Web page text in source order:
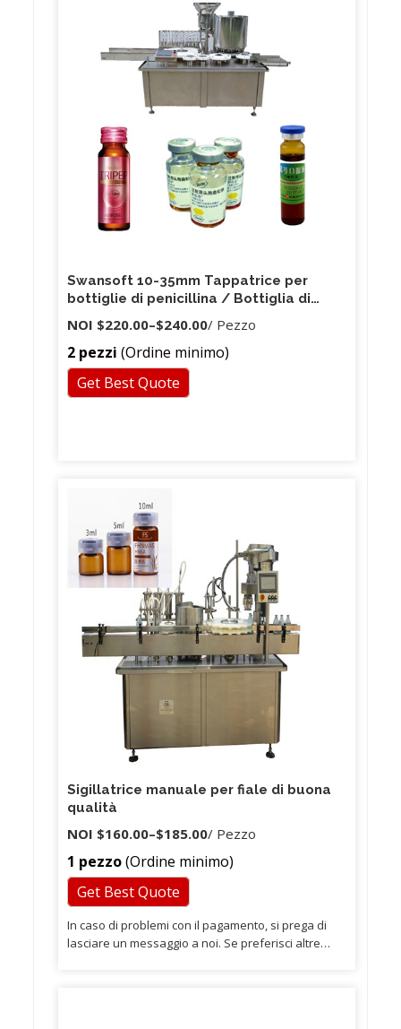
Swansoft 10-35mm Tappatrice per
bottiglie di penicillina / Bottiglia di
antibiotici Piegatore / soluzione liquida
orale per profumo Tappatrice elettrica
NOI $220.00–$240.00/ Pezzo
2 pezzi (Ordine minimo)
Get Best Quote
Sigillatrice manuale per fiale di buona
qualità
NOI $160.00–$185.00/ Pezzo
1 pezzo(Ordine minimo)
Get Best Quote
In caso di problemi con il pagamento, si prega di
lasciare un messaggio a noi. Se preferisci altre